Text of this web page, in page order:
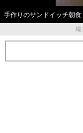
手作りのサンドイッチ朝食
縦